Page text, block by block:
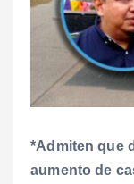
*Admiten que
aumento de